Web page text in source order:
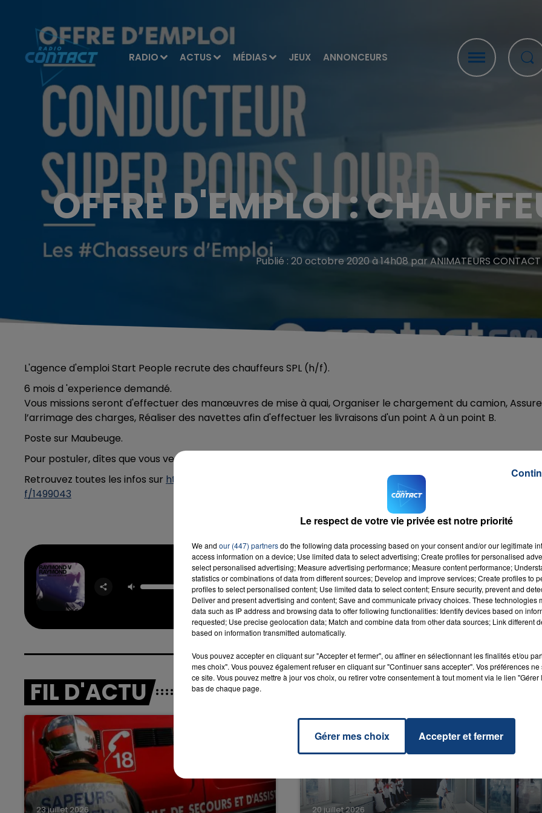
RADIO ACTUS MÉDIAS JEUX ANNONCEURS
OFFRE D'EMPLOI :
Publié : 20 octobre 2020 à 14h08 par ANIMATEURS CONTACT
L'agence d'emploi Start People recrute des chauffeurs SPL (h/f).
6 mois d 'experience demandé.
Vous missions seront d'effectuer des manœuvres de mise à quai, Organiser le chargement du camion,
l’arrimage des charges, Réaliser des navettes afin d'effectuer les livraisons d'un point A à un point B.
Poste sur Maubeuge.
Pour postuler, dîtes que vous venez de la part de Contact FM:
Retrouvez toutes les infos sur https://www.startpeople.fr/offre-emploi/maubeuge/chauffeur-spl-h-
f/1499043
Dj Got Us
Falling In Love
USHER &
PITBULL
RADIO CONTACT
FIL D'ACTU
23 juillet 2026 20 juillet 2026
Le respect de votre vie privée est notre priorité
We and our (447) partnersdo the following data processing based on your consent and/or our legitimate
access information on a device; Use limited data to select advertising; Create profiles for personalised
select personalised advertising; Measure advertising performance; Measure content performance;
statistics or combinations of data from different sources; Develop and improve services; Create profiles to
profiles to select personalised content; Use limited data to select content; Ensure security, prevent and
Deliver and present advertising and content; Save and communicate privacy choices. These technologies
data such as IP address and browsing data to offer following functionalities: Identify devices based on
requested; Use precise geolocation data; Match and combine data from other data sources; Link different
based on information transmitted automatically.
Vous pouvez accepter en cliquant sur "Accepter et fermer", ou affiner en sélectionnant les finalités et/ou
mes choix". Vous pouvez également refuser en cliquant sur "Continuer sans accepter". Vos préférences
ce site. Vous pouvez mettre à jour vos choix, ou retirer votre consentement à tout moment via le lien
bas de chaque page.
Gérer mes choix Accepter et fermer